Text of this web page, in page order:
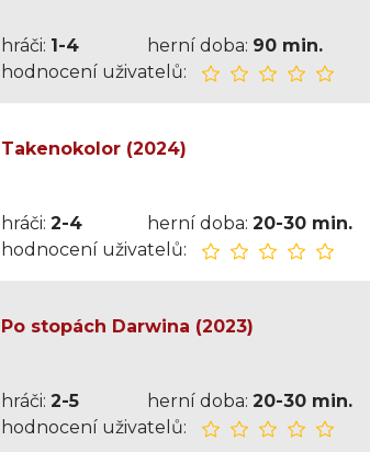
hráči: 1-4 herní doba: 90 min.
hodnocení uživatelů:
Takenokolor (2024)
hráči: 2-4 herní doba: 20-30 min.
hodnocení uživatelů:
Po stopách Darwina (2023)
hráči: 2-5 herní doba: 20-30 min.
hodnocení uživatelů: